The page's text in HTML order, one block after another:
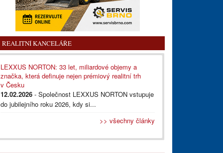
REALITNÍ KANCELÁŘE
LEXXUS NORTON: 33 let, miliardové objemy a
značka, která definuje nejen prémiový realitní trh
v Česku
12.02.2026 - Společnost LEXXUS NORTON vstupuje
do jubilejního roku 2026, kdy si...
>> všechny články